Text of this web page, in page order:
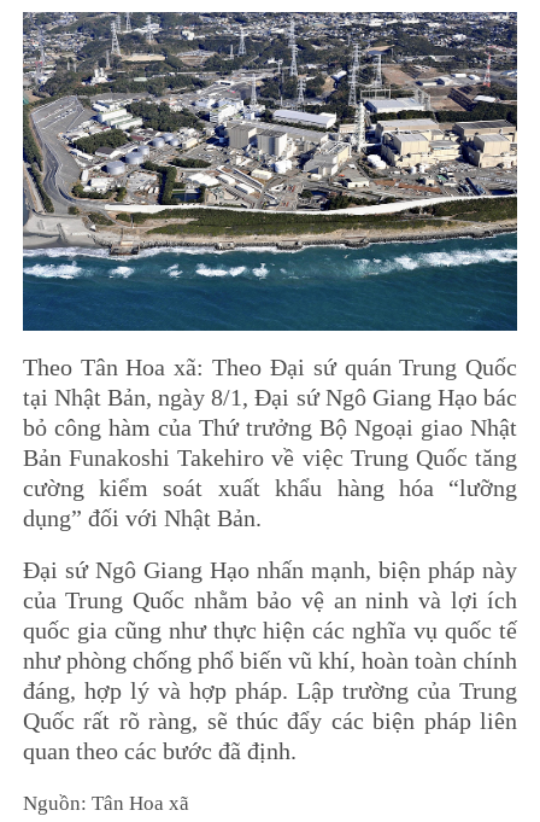
Theo Tân Hoa xã: Theo Đại sứ quán Trung Quốc
tại Nhật Bản, ngày 8/1, Đại sứ Ngô Giang Hạo bác
bỏ công hàm của Thứ trưởng Bộ Ngoại giao Nhật
Bản Funakoshi Takehiro về việc Trung Quốc tăng
cường kiểm soát xuất khẩu hàng hóa “lưỡng
dụng” đối với Nhật Bản.
Đại sứ Ngô Giang Hạo nhấn mạnh, biện pháp này
của Trung Quốc nhằm bảo vệ an ninh và lợi ích
quốc gia cũng như thực hiện các nghĩa vụ quốc tế
như phòng chống phổ biến vũ khí, hoàn toàn chính
đáng, hợp lý và hợp pháp. Lập trường của Trung
Quốc rất rõ ràng, sẽ thúc đẩy các biện pháp liên
quan theo các bước đã định.
Nguồn: Tân Hoa xã